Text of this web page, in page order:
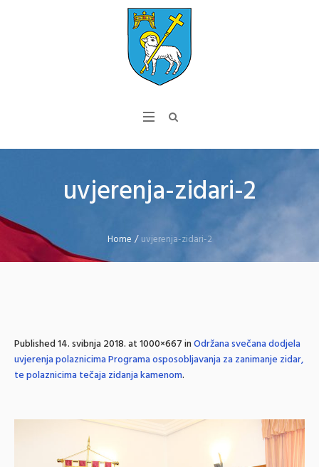
uvjerenja-zidari-2
Home /uvjerenja-zidari-2
Published14. svibnja 2018.at 1000×667 inOdržana svečana dodjela
uvjerenja polaznicima Programa osposobljavanja za zanimanje zidar,
te polaznicima tečaja zidanja kamenom.